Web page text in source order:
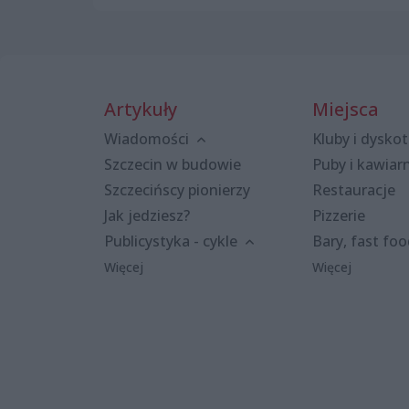
Artykuły
Wiadomości
Szczecin w budowie
Szczecińscy pionierzy
Jak jedziesz?
Publicystyka - cykle
Więcej
Miejsca
Kluby i
Puby i
Restauracje
Pizzerie
Bary, fast
Więcej